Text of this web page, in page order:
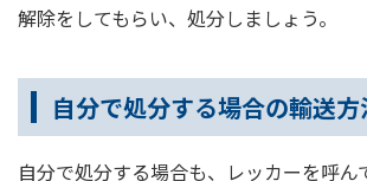
解除をしてもらい、処分しましょう。
自分で処分する場合の輸送方
自分で処分する場合も、レッカーを呼ん